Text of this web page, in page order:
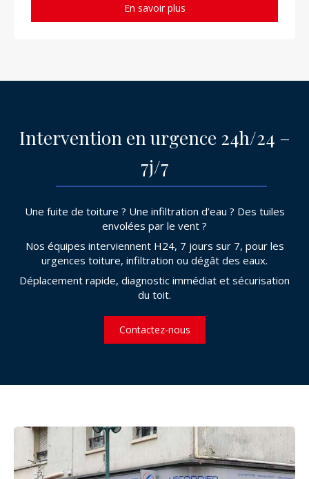
En savoir plus
Intervention en urgence 24h/24 –
7j/7
Une fuite de toiture ? Une infiltration d’eau ? Des tuiles
envolées par le vent ?
Nos équipes interviennent H24, 7 jours sur 7, pour les
urgences toiture, infiltration ou dégât des eaux.
Déplacement rapide, diagnostic immédiat et sécurisation
du toit.
Contactez-nous